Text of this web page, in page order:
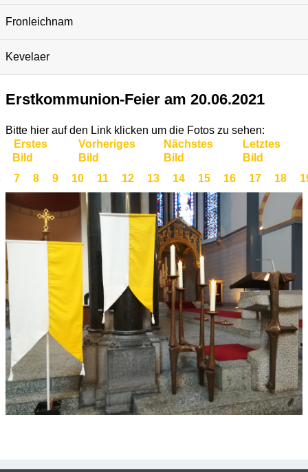
Fronleichnam
Kevelaer
Erstkommunion-Feier am 20.06.2021
Bitte hier auf den Link klicken um die Fotos zu sehen:
Erstes
Bild
Vorheriges
Bild
Nächstes
Bild
Letztes
Bild
7 8 9 10 11 12 13 14 15 16 17 18